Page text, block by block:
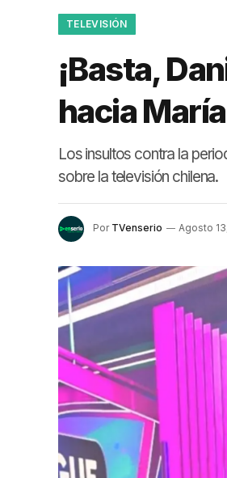
TELEVISIÓN
¡Basta,
hacia
Los insultos contra la
sobre la televisión chilena.
Por TVenserio Agosto